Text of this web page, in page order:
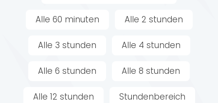
Alle 60 minuten Alle 2 stunden
Alle 3 stunden Alle 4 stunden
Alle 6 stunden Alle 8 stunden
Alle 12 stunden Stundenbereich